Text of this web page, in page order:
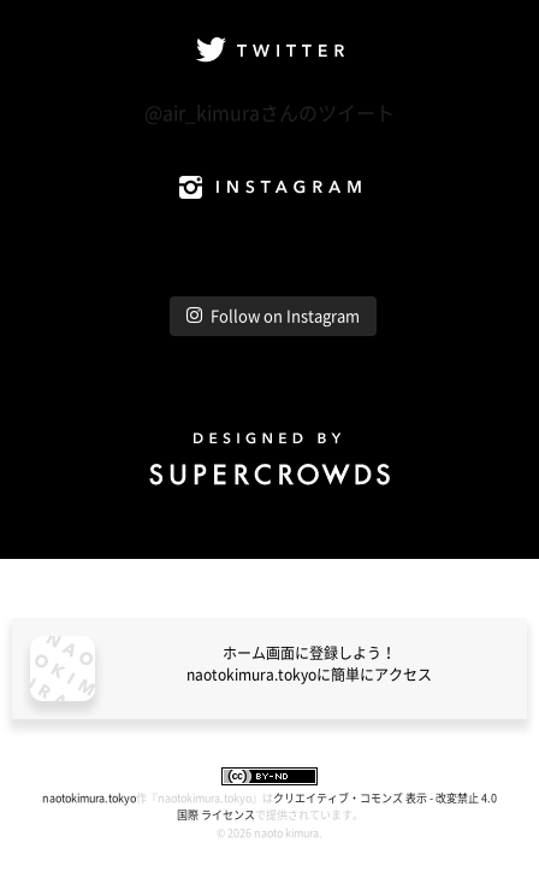
@air_kimuraさんのツイート
Follow on Instagram
ホーム画面に登録しよう！
naotokimura.tokyoに簡単にアクセス
naotokimura.tokyo作『 naotokimura.tokyo 』は クリエイティブ・コモンズ 表示 - 改変禁止 4.0
国際 ライセンス で提供されています。
© 2026 naoto kimura.